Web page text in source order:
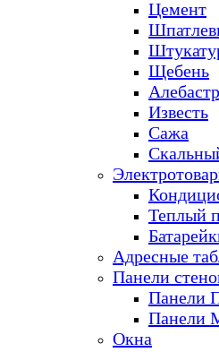
Цемент
Щебень
Алебастр
Известь
Сажа
Теплый
Адресные
Панели
Панели
Панели
Окна